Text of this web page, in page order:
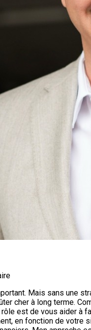
Mais sans une
cher à long terme.
rôle est de vous aider à
en fonction de votre